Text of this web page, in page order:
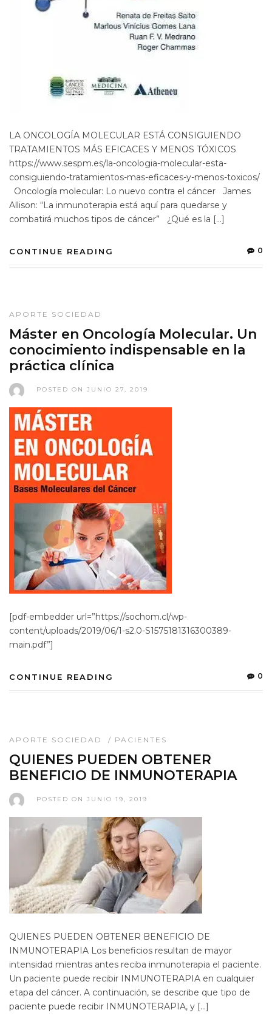
LA ONCOLOGÍA MOLECULAR ESTÁ CONSIGUIENDO
TRATAMIENTOS MÁS EFICACES Y MENOS TÓXICOS
https://www.sespm.es/la-oncologia-molecular-esta-
consiguiendo-tratamientos-mas-eficaces-y-menos-toxicos/
Oncología molecular: Lo nuevo contra el cáncer James
Allison: “La inmunoterapia está aquí para quedarse y
combatirá muchos tipos de cáncer” ¿Qué es la […]
CONTINUE READING 0
APORTE SOCIEDAD
Máster en Oncología Molecular. Un
conocimiento indispensable en la
práctica clínica
POSTED ON JUNIO 27, 2019
[pdf-embedder url=”https://sochom.cl/wp-
content/uploads/2019/06/1-s2.0-S1575181316300389-
main.pdf”]
CONTINUE READING 0
APORTE SOCIEDAD / PACIENTES
QUIENES PUEDEN OBTENER
BENEFICIO DE INMUNOTERAPIA
POSTED ON JUNIO 19, 2019
QUIENES PUEDEN OBTENER BENEFICIO DE
INMUNOTERAPIA Los beneficios resultan de mayor
intensidad mientras antes reciba inmunoterapia el paciente.
Un paciente puede recibir INMUNOTERAPIA en cualquier
etapa del cáncer. A continuación, se describe que tipo de
paciente puede recibir INMUNOTERAPIA, y […]